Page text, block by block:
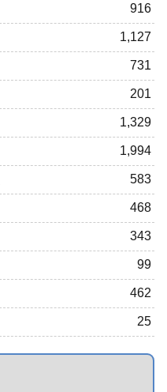
916
1,127
731
201
1,329
1,994
583
468
343
99
462
25